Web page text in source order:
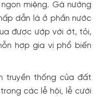
miệng. Gà nướng
dẫn là ở phần nước
được ướp với ớt, tỏi,
hợp gia vị phổ biến
truyền thống của đất
các lễ hội, lễ cưới